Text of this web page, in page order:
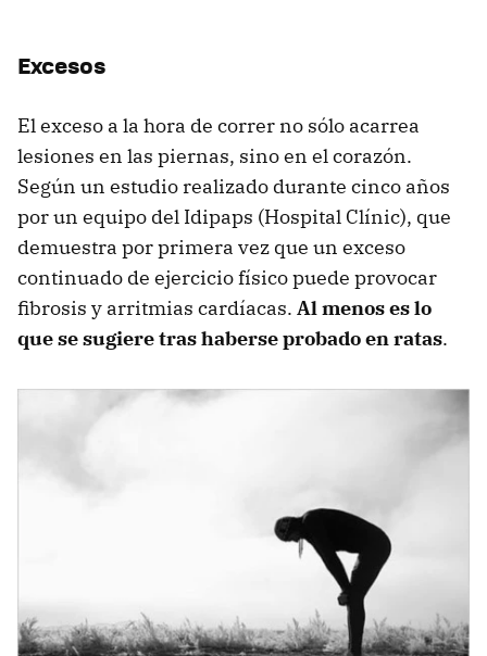
Excesos
El exceso a la hora de correr no sólo acarrea
lesiones en las piernas, sino en el corazón.
Según un estudio realizado durante cinco años
por un equipo del Idipaps (Hospital Clínic), que
demuestra por primera vez que un exceso
continuado de ejercicio físico puede provocar
fibrosis y arritmias cardíacas. Al menos es lo
que se sugiere tras haberse probado en ratas.